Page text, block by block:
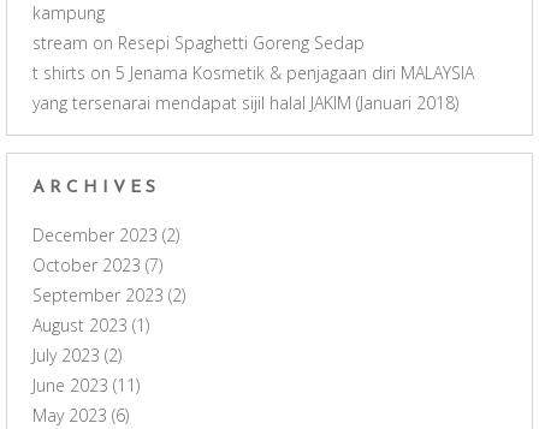
kampung
stream on Resepi Spaghetti Goreng Sedap
t shirts on 5 Jenama Kosmetik & penjagaan diri MALAYSIA
yang tersenarai mendapat sijil halal JAKIM (Januari 2018)
ARCHIVES
December 2023 (2)
October 2023 (7)
September 2023 (2)
August 2023 (1)
July 2023 (2)
June 2023 (11)
May 2023 (6)